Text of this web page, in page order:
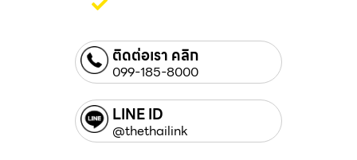
ติดต่อเรา คลิก
099-185-8000
LINE ID
@thethailink